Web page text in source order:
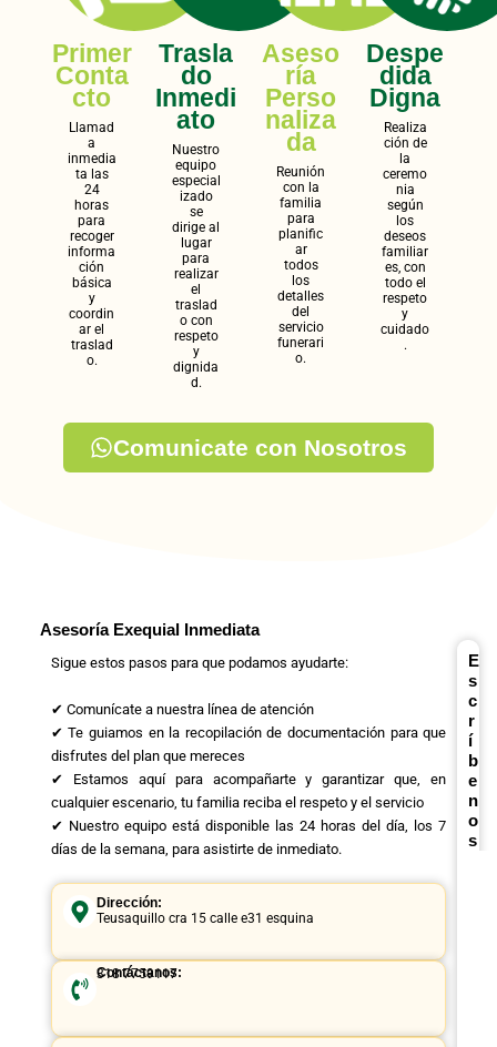
Primer
Conta
cto
Llamad
a
inmedia
ta las
24
horas
para
recoger
informa
ción
básica
y
coordin
ar el
traslad
o.
Trasla
do
Inmedi
ato
Nuestro
equipo
especial
izado
se
dirige al
lugar
para
realizar
el
traslad
o con
respeto
y
dignida
d.
Aseso
ría
Perso
naliza
da
Reunión
con la
familia
para
planific
ar
todos
los
detalles
del
servicio
funerari
o.
Despe
dida
Digna
Realiza
ción de
la
ceremo
nia
según
los
deseos
familiar
es, con
todo el
respeto
y
cuidado
.
Comunicate con Nosotros
Asesoría Exequial Inmediata
Sigue estos pasos para que podamos ayudarte:
✔ Comunícate a nuestra línea de atención
✔ Te guiamos en la recopilación de documentación para que
disfrutes del plan que mereces
✔ Estamos aquí para acompañarte y garantizar que, en
cualquier escenario, tu familia reciba el respeto y el servicio
✔ Nuestro equipo está disponible las 24 horas del día, los 7
días de la semana, para asistirte de inmediato.
Dirección:
Teusaquillo cra 15 calle e31 esquina
Contáctanos:
318 7759117
E
s
c
r
í
b
e
n
o
s